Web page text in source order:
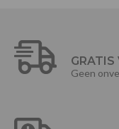
GRATIS
Geen